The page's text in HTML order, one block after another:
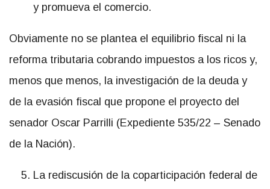
y promueva el comercio.
Obviamente no se plantea el equilibrio fiscal ni la
reforma tributaria cobrando impuestos a los ricos y,
menos que menos, la investigación de la deuda y
de la evasión fiscal que propone el proyecto del
senador Oscar Parrilli (Expediente 535/22 – Senado
de la Nación).
La rediscusión de la coparticipación federal de